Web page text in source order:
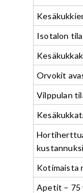
Isotalon
Orvokit
Vilppulan
Kotimaista
Apetit – 75